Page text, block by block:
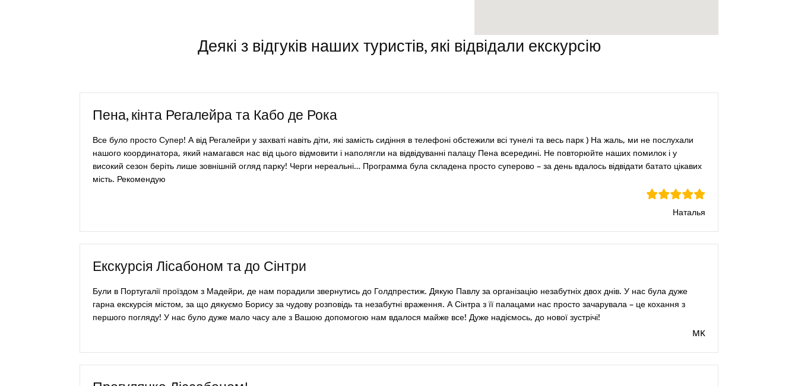
Деякі з відгуків наших туристів, які відвідали екскурсію
Пена, кінта Регалейра та Кабо де Рока
Все було просто Супер! А від Регалейри у захваті навіть діти, які замість сидіння в телефоні обстежили всі тунелі та весь парк ) На жаль, ми не послухали
нашого координатора, який намагався нас від цього відмовити і наполягли на відвідуванні палацу Пена всередині. Не повторюйте наших помилок і у
високий сезон беріть лише зовнішній огляд парку! Черги нереальні… Программа була складена просто суперово – за день вдалось відвідати батато цікавих
мість. Рекомендую
Наталья
Екскурсія Лісабоном та до Сінтри
Були в Португалії проїздом з Мадейри, де нам порадили звернутись до Голдпрестиж. Дякую Павлу за організацію незабутніх двох днів. У нас була дуже
гарна екскурсія містом, за що дякуємо Борису за чудову розповідь та незабутні враження. А Сінтра з її палацами нас просто зачарувала – це кохання з
першого погляду! У нас було дуже мало часу але з Вашою допомогою нам вдалося майже все! Дуже надіємось, до нової зустрічі!
MK